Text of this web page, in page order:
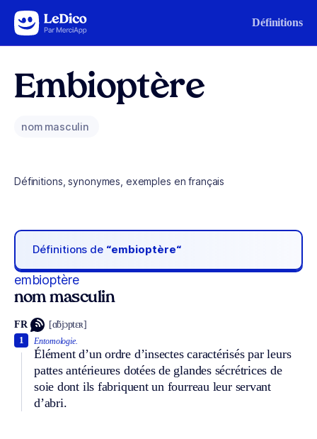
Aller au contenu Définitions
Embioptère
nom masculin
Définitions, synonymes, exemples en français
Définitions de “embioptère“
embioptère
nom masculin
FR [ɑ̃bjɔptɛʀ]
Entomologie.
Élément d’un ordre d’insectes caractérisés par leurs
pattes antérieures dotées de glandes sécrétrices de
soie dont ils fabriquent un fourreau leur servant
d’abri.
1